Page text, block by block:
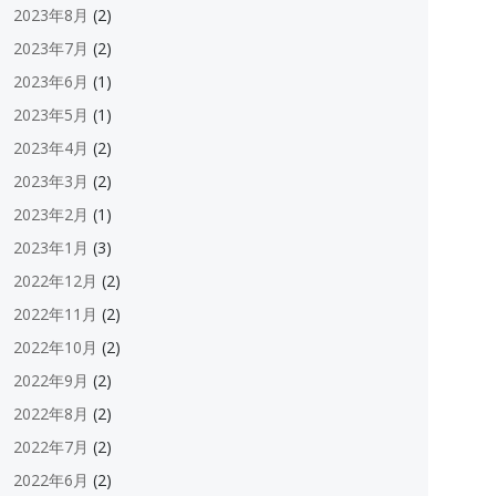
2023年8月 (2)
2023年7月 (2)
2023年6月 (1)
2023年5月 (1)
2023年4月 (2)
2023年3月 (2)
2023年2月 (1)
2023年1月 (3)
2022年12月 (2)
2022年11月 (2)
2022年10月 (2)
2022年9月 (2)
2022年8月 (2)
2022年7月 (2)
2022年6月 (2)